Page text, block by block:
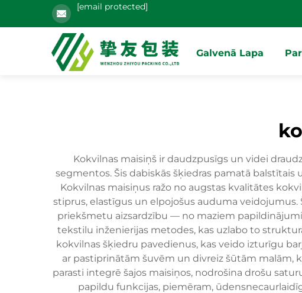
[email protected]
Galvenā Lapa
Kokvilnas maisiņš ir daudzpusīgs un videi
segmentos. Šis dabiskās šķiedras pamatā
Kokvilnas maisiņus ražo no augstas kvalitātes
stiprus, elastīgus un elpojošus auduma veidojumus.
priekšmetu aizsardzību — no maziem
tekstilu inženierijas metodes, kas uzlabo to
kokvilnas šķiedru pavedienus, kas veido izturīgu
ar pastiprinātām šuvēm un divreiz šūtām malām,
parasti integrē šajos maisiņos, nodrošina drošu
papildu funkcijas, piemēram,